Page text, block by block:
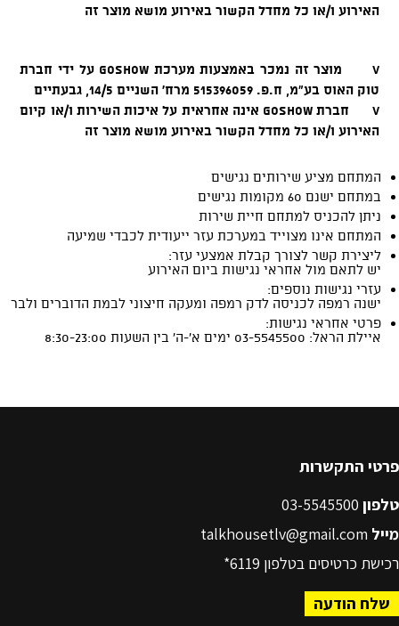
פרטי התקשרות
טלפון
מייל talkhousetlv@gmail.com
רכישת כרטיסים בטלפון 6119*
שלח הודעה